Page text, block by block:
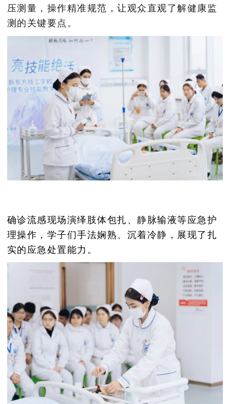
压测量，操作精准规范，让观众直观了解健康监
测的关键要点。
确诊流感现场演绎肢体包扎、静脉输液等应急护
理操作，学子们手法娴熟、沉着冷静，展现了扎
实的应急处置能力。